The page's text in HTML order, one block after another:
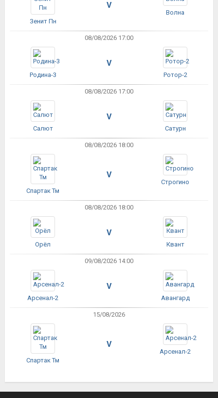
Зенит Пн
V
Волна
08/08/2026 17:00
Родина-3
V
Ротор-2
08/08/2026 17:00
Салют
V
Сатурн
08/08/2026 18:00
Спартак Тм
V
Строгино
08/08/2026 18:00
Орёл
V
Квант
09/08/2026 14:00
Арсенал-2
V
Авангард
15/08/2026
Спартак Тм
V
Арсенал-2